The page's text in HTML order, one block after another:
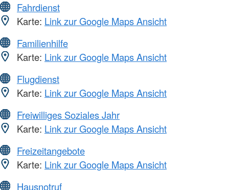
Fahrdienst
Karte: Link zur Google Maps Ansicht
Familienhilfe
Karte: Link zur Google Maps Ansicht
Flugdienst
Karte: Link zur Google Maps Ansicht
Freiwilliges Soziales Jahr
Karte: Link zur Google Maps Ansicht
Freizeitangebote
Karte: Link zur Google Maps Ansicht
Hausnotruf